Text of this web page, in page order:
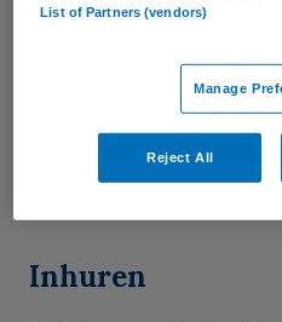
patiënten voor elkaar
Turks, Pools of
onbekende talen zoals
Karen. In totaal
Inhuren
List of Partners (vendors)
Manage
Reject All